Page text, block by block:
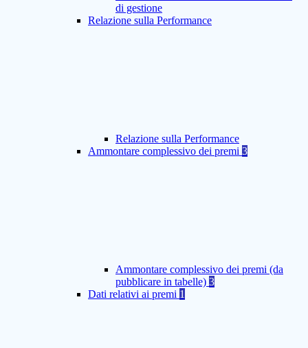
di gestione
Relazione sulla Performance
Relazione sulla Performance
Ammontare complessivo dei premi 3
Ammontare complessivo dei premi (da
pubblicare in tabelle) 3
Dati relativi ai premi 1